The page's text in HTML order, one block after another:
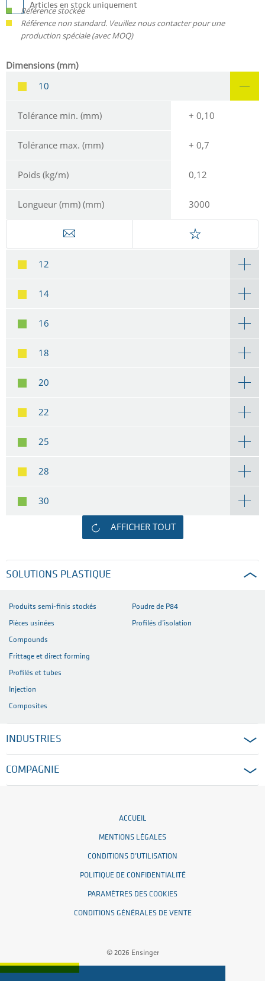
Articles en stock uniquement
Référence stockée
Référence non standard. Veuillez nous contacter pour une
production spéciale (avec MOQ)
Dimensions (mm)
10
Tolérance min. (mm) + 0,10
Tolérance max. (mm) + 0,7
Poids (kg/m) 0,12
Longueur (mm) (mm) 3000
12
14
16
18
20
22
25
28
30
AFFICHER TOUT
SOLUTIONS PLASTIQUE
Produits semi-finis stockés
Pièces usinées
Compounds
Frittage et direct forming
Profilés et tubes
Injection
Composites
Poudre de P84
Profilés d’isolation
INDUSTRIES
COMPAGNIE
ACCUEIL
MENTIONS LÉGALES
CONDITIONS D’UTILISATION
POLITIQUE DE CONFIDENTIALITÉ
PARAMÈTRES DES COOKIES
CONDITIONS GÉNÉRALES DE VENTE
© 2026 Ensinger